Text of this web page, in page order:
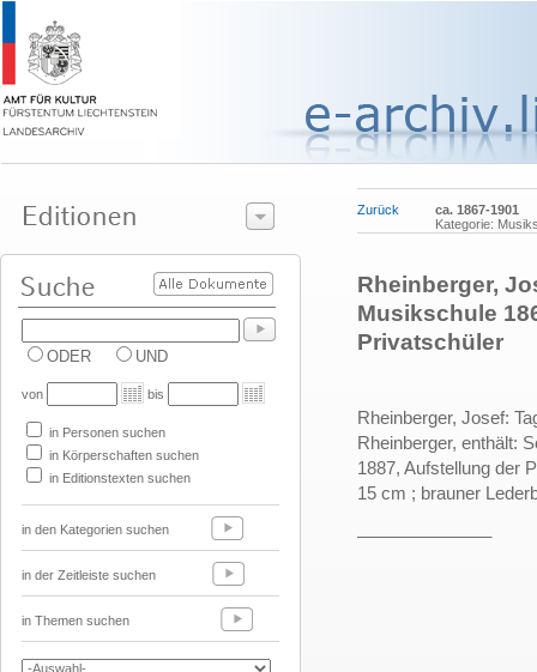
ODER UND
von bis
in Personen suchen
in Körperschaften suchen
in Editionstexten suchen
in den Kategorien suchen
in der Zeitleiste suchen
in Themen suchen
Zurück
ca. 1867-1901
Kategorie:
Rheinberger,
Musikschule
Privatschüler
Rheinberger, Josef:
Rheinberger, enthält:
1887, Aufstellung der
15 cm ; brauner